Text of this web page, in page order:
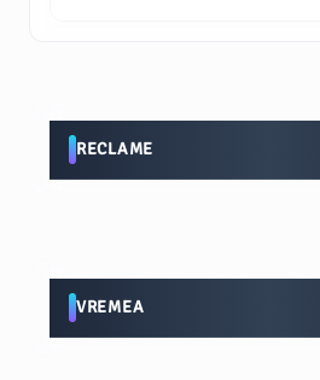
RECLAME
VREMEA